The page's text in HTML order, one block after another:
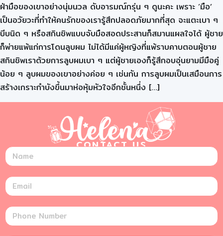
ฝ่ามือของเขาอย่างนุ่มนวล ดับอารมณ์กรุ่น ๆ ดูนะคะ เพราะ ‘มือ’
เป็นอวัยวะที่ทำให้คนรักของเรารู้สึกปลอดภัยมากที่สุด จะแตะเบา ๆ
บีบนิด ๆ หรือสกินชิพแบบจับมือสอดประสานก็สมานแผลใจได้ ผู้ชาย
ก็พ่ายแพ้แก่การโดนลูบผม ไม่ได้มีแค่ผู้หญิงที่แพ้ราบคาบตอนผู้ชาย
สกินชิพเราด้วยการลูบผมเบา ๆ แต่ผู้ชายเองก็รู้สึกอบอุ่นยามมีมือคู่
น้อย ๆ ลูบผมของเขาอย่างค่อย ๆ เช่นกัน การลูบผมเป็นเสมือนการ
สร้างเกราะกำบังขึ้นมาห่อหุ้มหัวใจอีกชั้นหนึ่ง […]
CONTACT US